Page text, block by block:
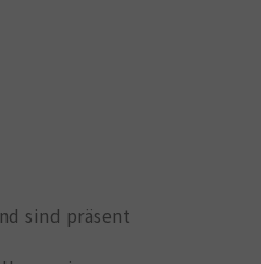
sind präsent